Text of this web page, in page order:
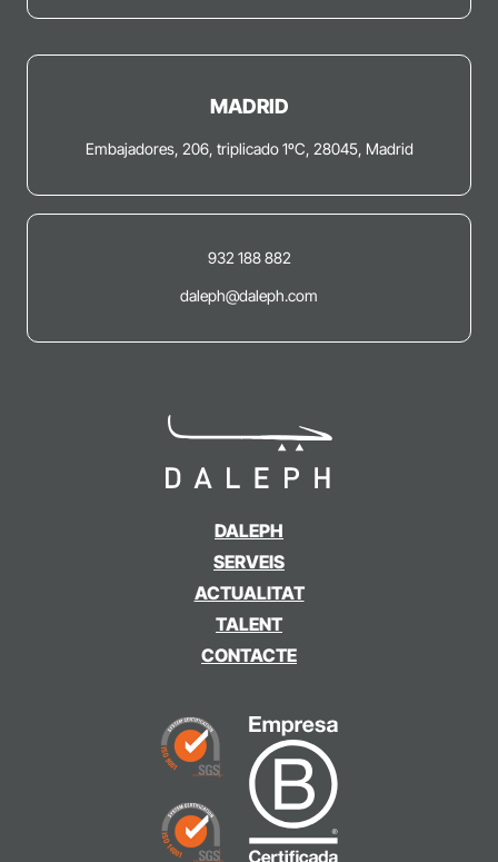
DALEPH
SERVEIS
ACTUALITAT
TALENT
CONTACTE
MADRID
Embajadores, 206, triplicado 1ºC, 28045, Madrid
932 188 882
daleph@daleph.com